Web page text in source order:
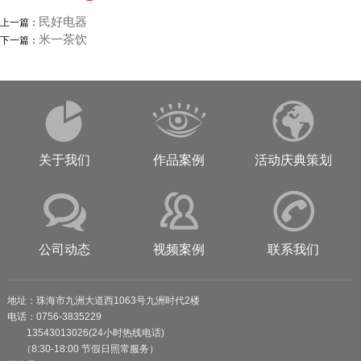
上一篇： 民好电器
下一篇： 米一茶饮
关于我们 作品案例 活动庆典策划
公司动态 视频案例 联系我们
地址：珠海市九洲大道西1063号九洲时代2楼
电话：0756-3835229
13543013026(24小时热线电话)
（8:30-18:00 节假日照常服务）